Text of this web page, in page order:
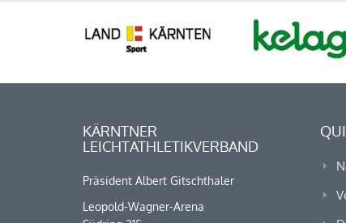
KÄRNTNER
LEICHTATHLETIKVERBAND
Präsident Albert Gitschthaler
Leopold-Wagner-Arena